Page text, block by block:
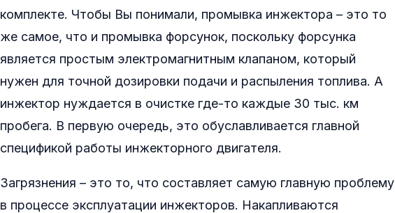
комплекте. Чтобы Вы понимали, промывка инжектора – это то
же самое, что и промывка форсунок, поскольку форсунка
является простым электромагнитным клапаном, который
нужен для точной дозировки подачи и распыления топлива. А
инжектор нуждается в очистке где-то каждые 30 тыс. км
пробега. В первую очередь, это обуславливается главной
спецификой работы инжекторного двигателя.
Загрязнения – это то, что составляет самую главную проблему
в процессе эксплуатации инжекторов. Накапливаются